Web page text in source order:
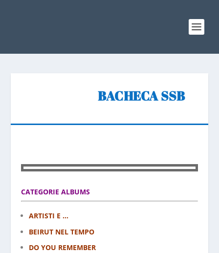
BACHECA SSB
CATEGORIE ALBUMS
ARTISTI E ...
BEIRUT NEL TEMPO
DO YOU REMEMBER